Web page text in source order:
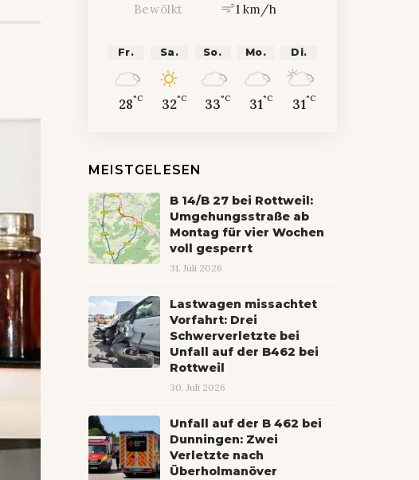
Bewölkt
1 km/h
Fr.
28°C
Sa.
32°C
So.
33°C
Mo.
31°C
Di.
31°C
MEISTGELESEN
B 14/B 27 bei Rottweil:
Umgehungsstraße ab
Montag für vier Wochen
voll gesperrt
31. Juli 2026
Lastwagen missachtet
Vorfahrt: Drei
Schwerverletzte bei
Unfall auf der B462 bei
Rottweil
30. Juli 2026
Unfall auf der B 462 bei
Dunningen: Zwei
Verletzte nach
Überholmanöver